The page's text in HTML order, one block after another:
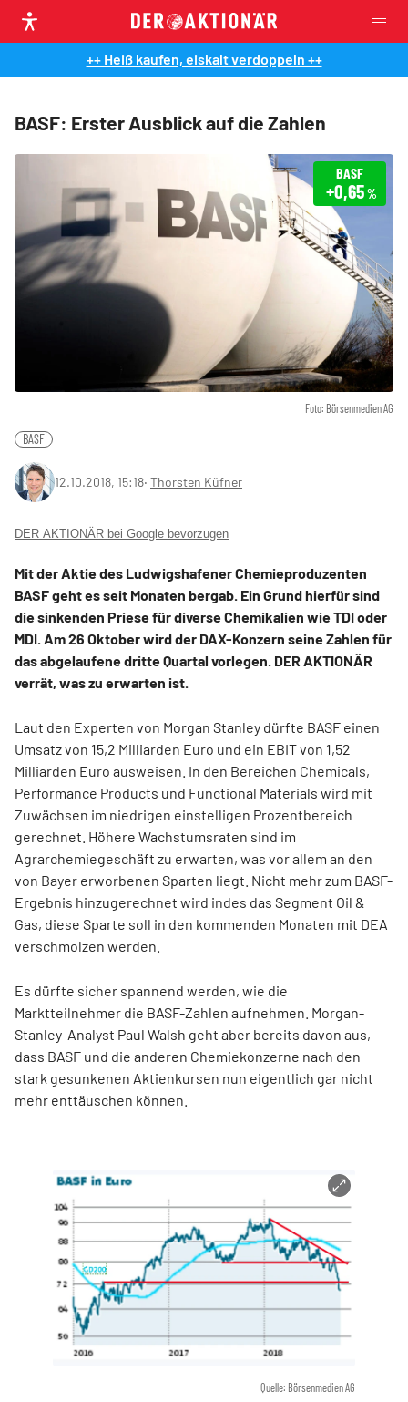
++ Heiß kaufen, eiskalt verdoppeln ++
BASF: Erster Ausblick auf die Zahlen
Foto: Börsenmedien AG
BASF
+0,65%
BASF
12.10.2018, 15:18‧ Thorsten Küfner
DER AKTIONÄR bei Google bevorzugen
Mit der Aktie des Ludwigshafener Chemieproduzenten
BASF geht es seit Monaten bergab. Ein Grund hierfür sind
die sinkenden Priese für diverse Chemikalien wie TDI oder
MDI. Am 26 Oktober wird der DAX-Konzern seine Zahlen für
das abgelaufene dritte Quartal vorlegen. DER AKTIONÄR
verrät, was zu erwarten ist.
Laut den Experten von Morgan Stanley dürfte BASF einen
Umsatz von 15,2 Milliarden Euro und ein EBIT von 1,52
Milliarden Euro ausweisen. In den Bereichen Chemicals,
Performance Products und Functional Materials wird mit
Zuwächsen im niedrigen einstelligen Prozentbereich
gerechnet. Höhere Wachstumsraten sind im
Agrarchemiegeschäft zu erwarten, was vor allem an den
von Bayer erworbenen Sparten liegt. Nicht mehr zum BASF-
Ergebnis hinzugerechnet wird indes das Segment Oil &
Gas, diese Sparte soll in den kommenden Monaten mit DEA
verschmolzen werden.
Es dürfte sicher spannend werden, wie die
Marktteilnehmer die BASF-Zahlen aufnehmen. Morgan-
Stanley-Analyst Paul Walsh geht aber bereits davon aus,
dass BASF und die anderen Chemiekonzerne nach den
stark gesunkenen Aktienkursen nun eigentlich gar nicht
mehr enttäuschen können.
Quelle: Börsenmedien AG